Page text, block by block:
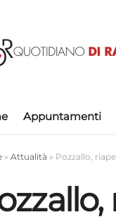
Appuntamenti
» Attualità » Pozzallo,